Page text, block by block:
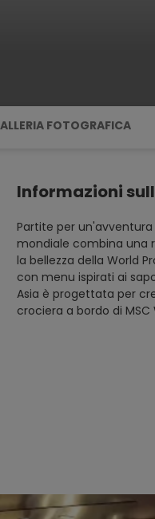
FOTOGRAFICA
Informazioni
Partite per un'avventura
mondiale combina una
la bellezza della World
con menu ispirati ai
Asia è progettata per
crociera a bordo di MSC